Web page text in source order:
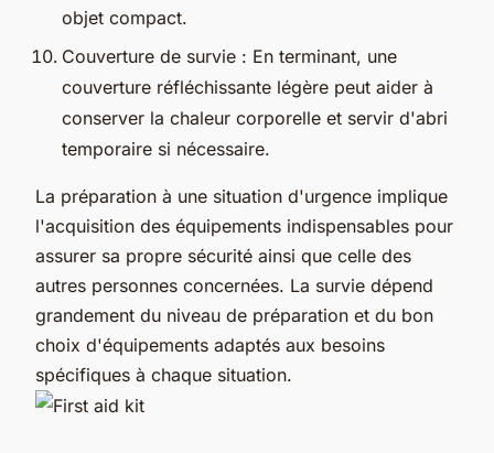
objet compact.
Couverture de survie : En terminant, une
couverture réfléchissante légère peut aider à
conserver la chaleur corporelle et servir d'abri
temporaire si nécessaire.
La préparation à une situation d'urgence implique
l'acquisition des équipements indispensables pour
assurer sa propre sécurité ainsi que celle des
autres personnes concernées. La survie dépend
grandement du niveau de préparation et du bon
choix d'équipements adaptés aux besoins
spécifiques à chaque situation.